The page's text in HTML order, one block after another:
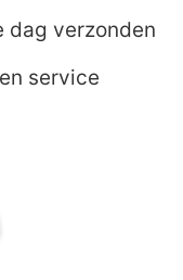
dag verzonden
service